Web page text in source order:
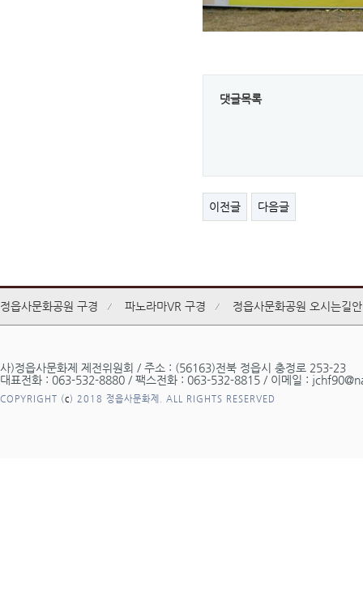
댓글목록
이전글 다음글
정읍사문화공원 구경 파노라마VR 구경 정읍사문화공원 오시는길
사)정읍사문화제 제전위원회 / 주소 : (56163)전북 정읍시 충정로 253-23
대표전화 : 063-532-8880 / 팩스전화 : 063-532-8815 / 이메일 :
COPYRIGHT (c) 2018 정읍사문화제. ALL RIGHTS RESERVED